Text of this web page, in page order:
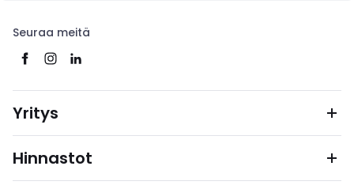
Seuraa meitä
Yritys
Hinnastot